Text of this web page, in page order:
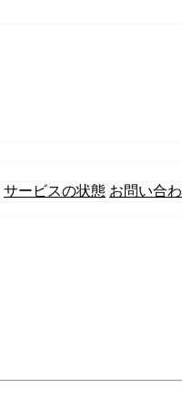
サービスの状態 お問い合